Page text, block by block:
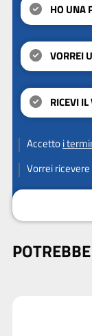
HO UNA
VORREI
RICEVI
Accettoi
Vorrei